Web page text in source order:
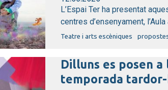
L’Espai Ter ha presentat
centres d’ensenyament, l’Aula
Teatre i arts escèniques
Dilluns es posen
temporada